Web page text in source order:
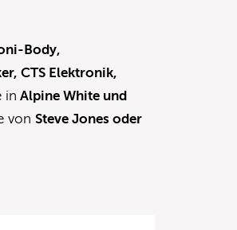
Body,
CTS Elektronik,
in Alpine White und
vonSteve Jones oder